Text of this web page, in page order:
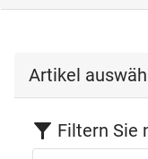
Artikel
Filtern Sie